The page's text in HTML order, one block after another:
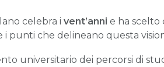
celebra i vent’anni e ha scelto
i punti che delineano questa
universitario dei percorsi di